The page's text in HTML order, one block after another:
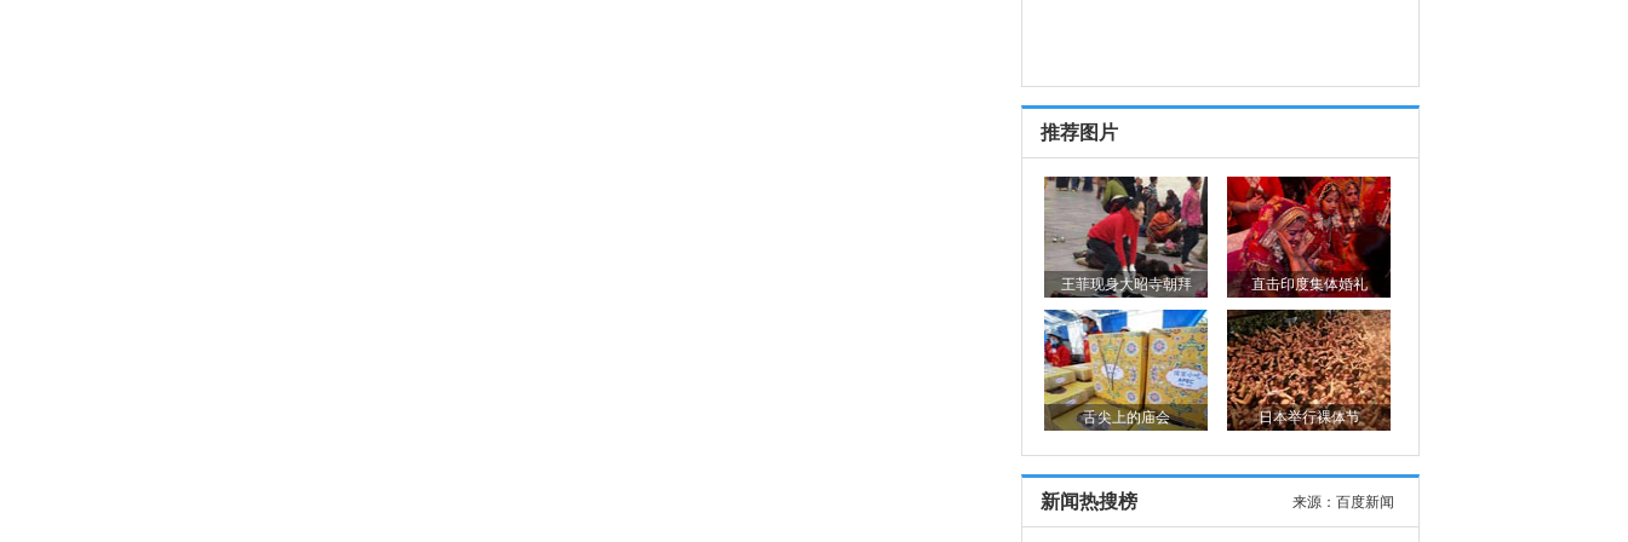
推荐图片
王菲现身大昭寺朝拜 直击印度集体婚礼
舌尖上的庙会 日本举行裸体节
来源： 百度新闻
新闻热搜榜